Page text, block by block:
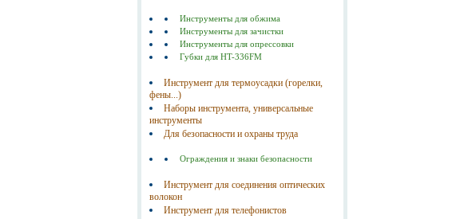
Инструменты для обжима
Инструменты для зачистки
Инструменты для опрессовки
Губки для HT-336FM
Инструмент для термоусадки (горелки,
фены...)
Наборы инструмента, универсальные
инструменты
Для безопасности и охраны труда
Ограждения и знаки безопасности
Инструмент для соединения оптических
волокон
Инструмент для телефонистов